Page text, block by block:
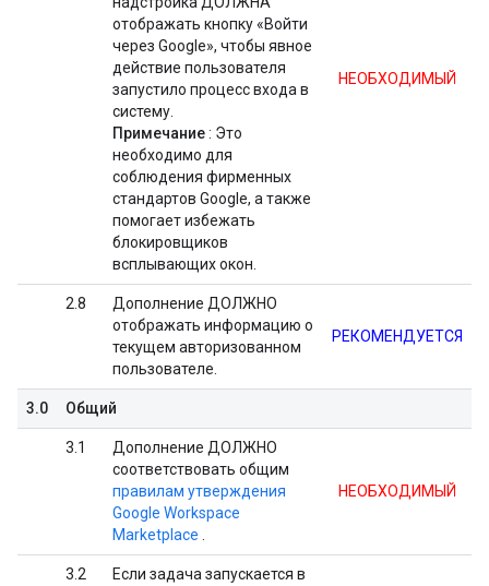
отображать кнопку «Войти
через Google», чтобы явное
действие пользователя
запустило процесс входа в
систему.
Примечание: Это
необходимо для
соблюдения фирменных
стандартов Google, а также
помогает избежать
блокировщиков
всплывающих окон.
НЕОБХОДИМЫЙ
2.8
Дополнение ДОЛЖНО
отображать информацию о
текущем авторизованном
пользователе.
РЕКОМЕНДУЕТСЯ
3.0 Общий
3.1
Дополнение ДОЛЖНО
соответствовать общим
правилам утверждения
Google Workspace
Marketplace
НЕОБХОДИМЫЙ
3.2
Если задача запускается в